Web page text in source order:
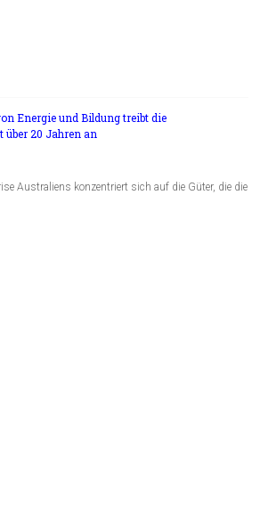
Energie und Bildung treibt die
20 Jahren an
Australiens konzentriert sich auf die Güter, die die